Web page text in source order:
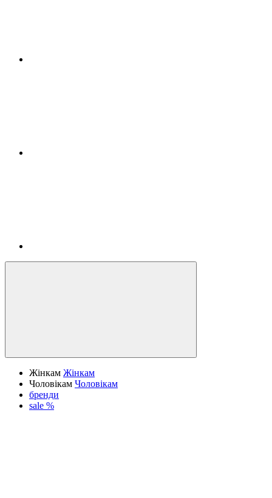
Жінкам Жінкам
Чоловікам Чоловікам
бренди
sale %